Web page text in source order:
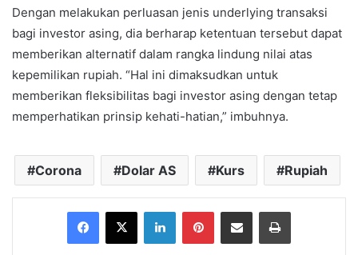
Dengan melakukan perluasan jenis underlying transaksi
bagi investor asing, dia berharap ketentuan tersebut dapat
memberikan alternatif dalam rangka lindung nilai atas
kepemilikan rupiah. “Hal ini dimaksudkan untuk
memberikan fleksibilitas bagi investor asing dengan tetap
memperhatikan prinsip kehati-hatian,” imbuhnya.
Corona Dolar AS Kurs Rupiah
Facebook
X LinkedInPinterestShare via Email Print